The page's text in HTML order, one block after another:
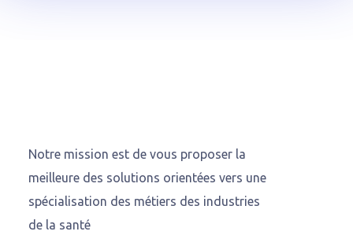
Notre mission est de vous proposer la
meilleure des solutions orientées vers une
spécialisation des métiers des industries
de la santé